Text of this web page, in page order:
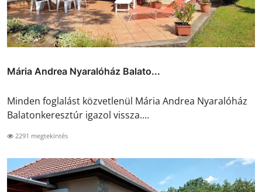
Mária Andrea Nyaralóház Balato...
Minden foglalást közvetlenül Mária Andrea Nyaralóház
Balatonkeresztúr igazol vissza....
2291 megtekintés